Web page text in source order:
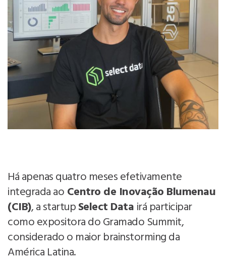
Há apenas quatro meses efetivamente
integrada ao Centro de Inovação Blumenau
(CIB), a startupSelect Data irá participar
como expositora do Gramado Summit,
considerado o maior brainstorming da
América Latina.